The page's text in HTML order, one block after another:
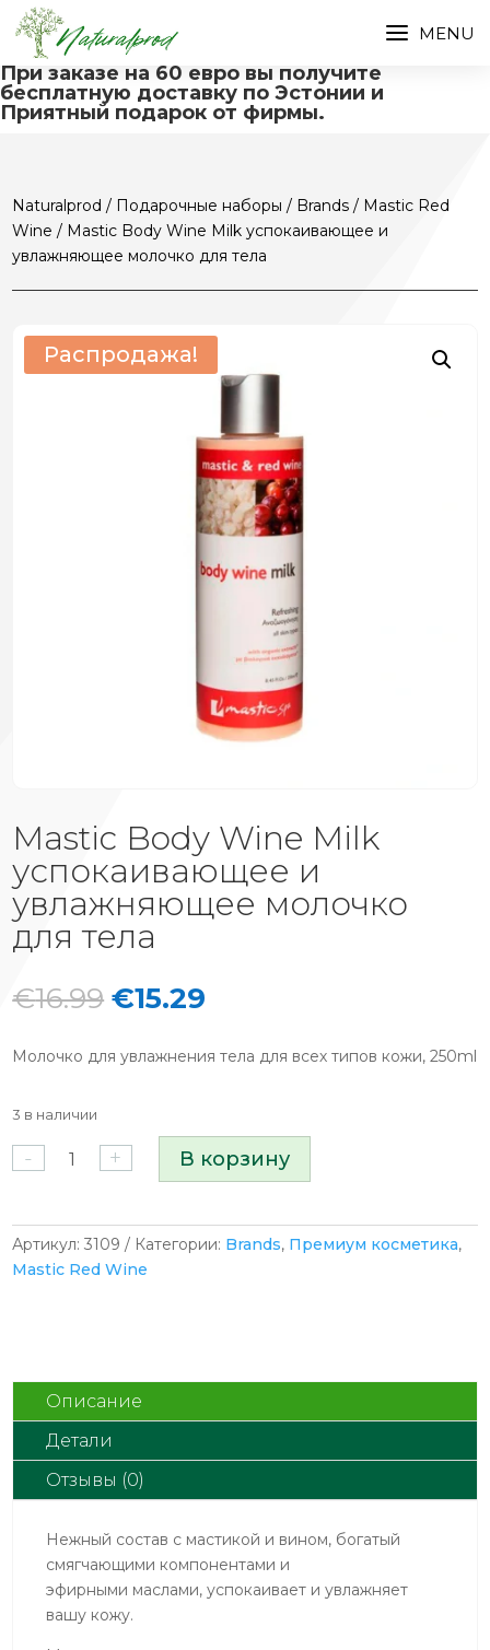
При заказе на 60 евро вы получите
бесплатную доставку по Эстонии и
Приятный подарок от фирмы.
Naturalprod / Подарочные наборы / Brands / Mastic Red
Wine / Mastic Body Wine Milk успокаивающее и
увлажняющее молочко для тела
Распродажа!
Mastic Body Wine Milk
успокаивающее и
увлажняющее молочко
для тела
€16.99 Первоначальная
составляла
€16.99.
€15.29
€15.29.
Молочко для увлажнения тела для всех типов кожи, 250ml
3 в наличии
-
товара
Wine
Milk
+ В корзину
Артикул:3109 Категории: Brands, Премиум косметика,
Mastic Red Wine
Описание
Детали
Отзывы (0)
Нежный состав с мастикой и вином, богатый
смягчающими компонентами и
эфирными маслами, успокаивает и увлажняет
вашу кожу.